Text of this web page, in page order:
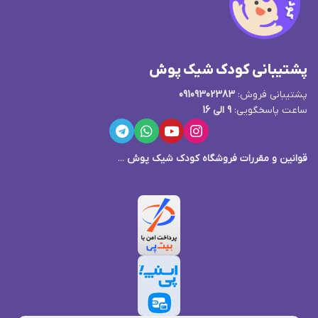
پشتیبانی کودک شیک پوش
پشتیبانی فروش: 09109302383
ساعت پاسخگویی: 9 الی 16
قوانین و مقررات فروشگاه کودک شیک پوش ...